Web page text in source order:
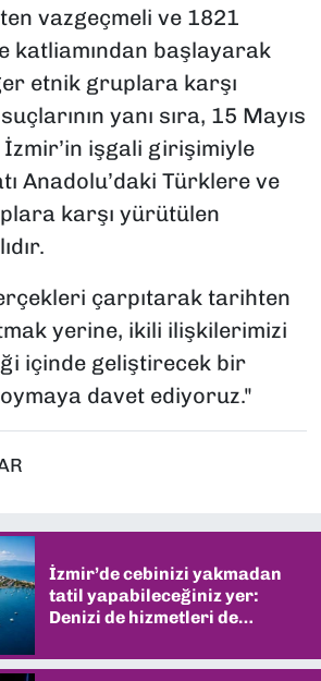
vazgeçmeli ve 1821
katliamından başlayarak
etnik gruplara karşı
yanı sıra, 15 Mayıs
işgali girişimiyle
Anadolu’daki Türklere ve
karşı yürütülen
çarpıtarak tarihten
yerine, ikili ilişkilerimizi
içinde geliştirecek bir
davet ediyoruz."
İzmir’de cebinizi yakmadan
tatil yapabileceğiniz yer:
Denizi de hizmetleri de